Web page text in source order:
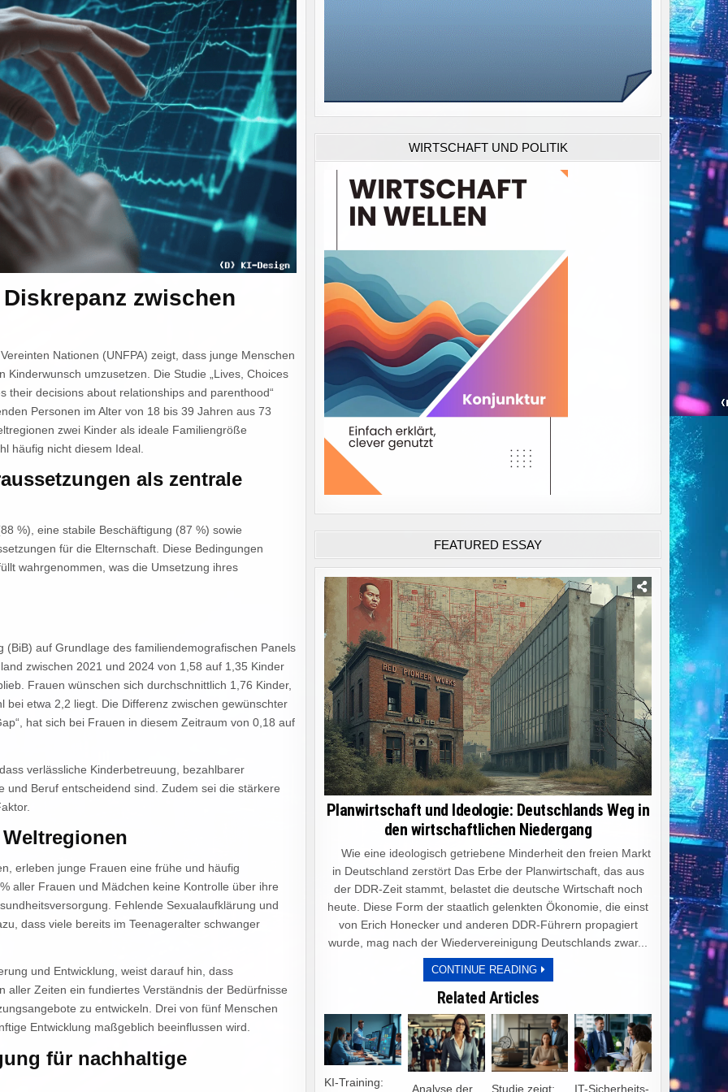
zwischen
Nationen (UNFPA) zeigt, dass junge Menschen
umzusetzen. Die Studie „Lives, Choices
decisions about relationships and parenthood“
Personen im Alter von 18 bis 39 Jahren aus 73
zwei Kinder als ideale Familiengröße
häufig nicht diesem Ideal.
als zentrale
%), eine stabile Beschäftigung (87 %) sowie
für die Elternschaft. Diese Bedingungen
wahrgenommen, was die Umsetzung ihres
auf Grundlage des familiendemografischen Panels
zwischen 2021 und 2024 von 1,58 auf 1,35 Kinder
Frauen wünschen sich durchschnittlich 1,76 Kinder,
etwa 2,2 liegt. Die Differenz zwischen gewünschter
hat sich bei Frauen in diesem Zeitraum von 0,18 auf
verlässliche Kinderbetreuung, bezahlbarer
Beruf entscheidend sind. Zudem sei die stärkere
erleben junge Frauen eine frühe und häufig
aller Frauen und Mädchen keine Kontrolle über ihre
Fehlende Sexualaufklärung und
dass viele bereits im Teenageralter schwanger
und Entwicklung, weist darauf hin, dass
Zeiten ein fundiertes Verständnis der Bedürfnisse
zu entwickeln. Drei von fünf Menschen
Entwicklung maßgeblich beeinflussen wird.
für nachhaltige
WIRTSCHAFT UND POLITIK
FEATURED ESSAY
Planwirtschaft und Ideologie: Deutschlands Weg in
den wirtschaftlichen Niedergang
Wie eine ideologisch getriebene Minderheit den freien Markt
in Deutschland zerstört Das Erbe der Planwirtschaft, das aus
der DDR-Zeit stammt, belastet die deutsche Wirtschaft noch
heute. Diese Form der staatlich gelenkten Ökonomie, die einst
von Erich Honecker und anderen DDR-Führern propagiert
wurde, mag nach der Wiedervereinigung Deutschlands zwar...
CONTINUE READINGPLANWIRTSCHAFT
UND
DEUTSCHLANDS
IN
DEN
WIRTSCHAFTLICHEN
NIEDERGANG
Related Articles
KI-Training: „Analyse der Studie zeigt: IT-Sicherheits-